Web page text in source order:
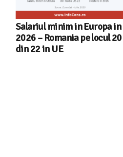
Salariul minim in Europa in
2026 – Romania pe locul 20
din 22 in UE